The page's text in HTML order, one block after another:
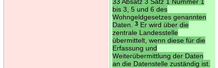
bis 3, 5 und 6 des
Wohngeldgesetzes genannten
Daten.
3Er wird über die
zentrale Landesstelle
übermittelt, wenn diese für die
Erfassung und
Weiterübermittlung der Daten
an die Datenstelle zuständig ist.